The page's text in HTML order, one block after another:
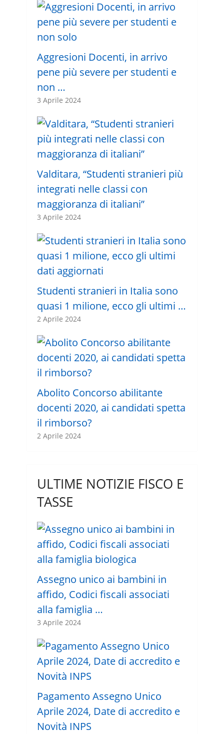
Aggresioni Docenti, in arrivo
pene più severe per studenti e
non …
3 Aprile 2024
Valditara, “Studenti stranieri più
integrati nelle classi con
maggioranza di italiani”
3 Aprile 2024
Studenti stranieri in Italia sono
quasi 1 milione, ecco gli ultimi …
2 Aprile 2024
Abolito Concorso abilitante
docenti 2020, ai candidati spetta
il rimborso?
2 Aprile 2024
ULTIME NOTIZIE FISCO E
TASSE
Assegno unico ai bambini in
affido, Codici fiscali associati
alla famiglia …
3 Aprile 2024
Pagamento Assegno Unico
Aprile 2024, Date di accredito e
Novità INPS